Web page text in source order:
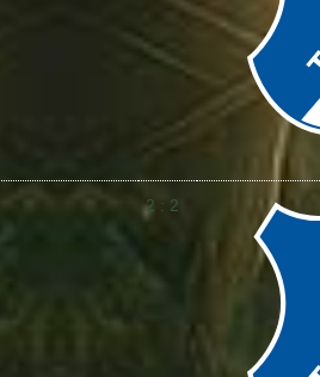
2 : 2